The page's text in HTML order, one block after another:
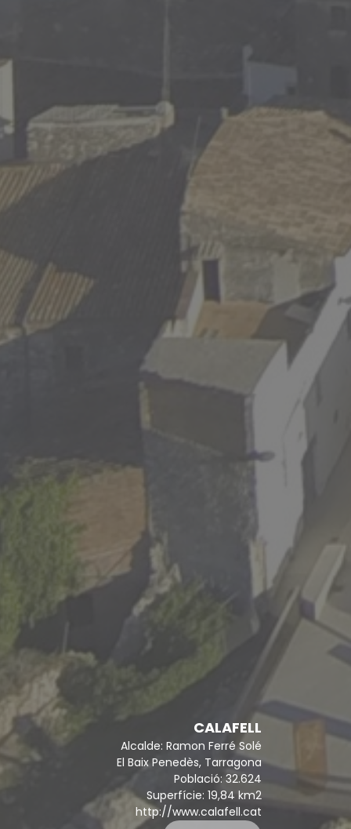
CALAFELL
Alcalde: Ramon Ferré Solé
El Baix Penedès, Tarragona
Població: 32.624
Superfície: 19,84 km2
http://www.calafell.cat